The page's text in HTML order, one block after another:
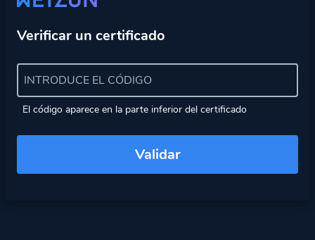
Verificar un certificado
El código aparece en la parte inferior del certificado
Validar